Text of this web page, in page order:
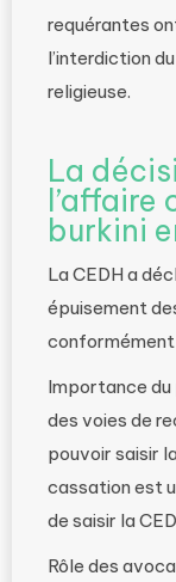
requérantes
l’interdiction
religieuse.
La
l’affaire
burkini
La CEDH a
épuisement
conformément
Importance du
des voies de
pouvoir saisir
cassation est
de saisir la
Rôle des